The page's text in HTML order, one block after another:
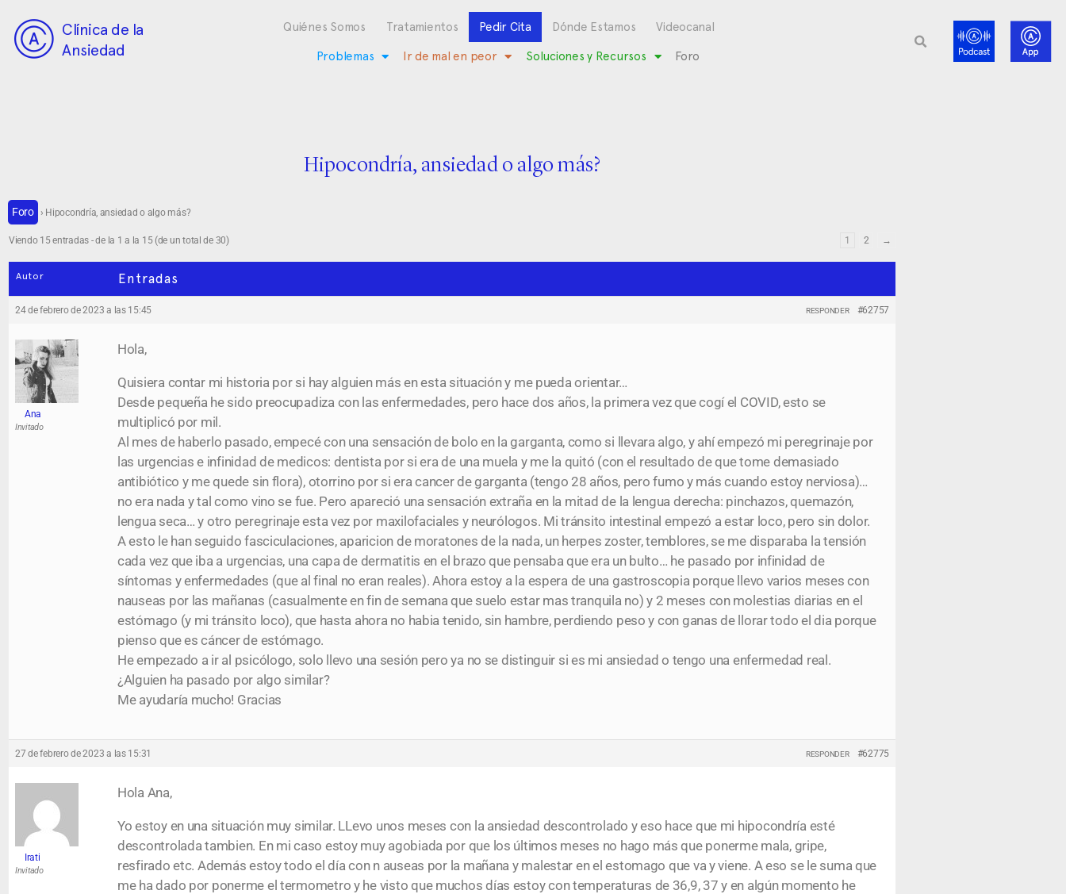
Clínica de la
Ansiedad
Quiénes Somos Tratamientos Pedir Cita Dónde Estamos Videocanal
Problemas Ir de mal en peor Soluciones y Recursos Foro
Hipocondría, ansiedad o algo más?
Foro › Hipocondría, ansiedad o algo más?
Viendo 15 entradas - de la 1 a la 15 (de un total de 30) 1 2 →
Autor Entradas
24 de febrero de 2023 a las 15:45 #62757
RESPONDER
Ana
Invitado
Hola,
Quisiera contar mi historia por si hay alguien más en esta situación y me pueda orientar…
Desde pequeña he sido preocupadiza con las enfermedades, pero hace dos años, la primera vez que cogí el COVID, esto se
multiplicó por mil.
Al mes de haberlo pasado, empecé con una sensación de bolo en la garganta, como si llevara algo, y ahí empezó mi peregrinaje por
las urgencias e infinidad de medicos: dentista por si era de una muela y me la quitó (con el resultado de que tome demasiado
antibiótico y me quede sin flora), otorrino por si era cancer de garganta (tengo 28 años, pero fumo y más cuando estoy nerviosa)…
no era nada y tal como vino se fue. Pero apareció una sensación extraña en la mitad de la lengua derecha: pinchazos, quemazón,
lengua seca… y otro peregrinaje esta vez por maxilofaciales y neurólogos. Mi tránsito intestinal empezó a estar loco, pero sin dolor.
A esto le han seguido fasciculaciones, aparicion de moratones de la nada, un herpes zoster, temblores, se me disparaba la tensión
cada vez que iba a urgencias, una capa de dermatitis en el brazo que pensaba que era un bulto… he pasado por infinidad de
síntomas y enfermedades (que al final no eran reales). Ahora estoy a la espera de una gastroscopia porque llevo varios meses con
nauseas por las mañanas (casualmente en fin de semana que suelo estar mas tranquila no) y 2 meses con molestias diarias en el
estómago (y mi tránsito loco), que hasta ahora no habia tenido, sin hambre, perdiendo peso y con ganas de llorar todo el dia porque
pienso que es cáncer de estómago.
He empezado a ir al psicólogo, solo llevo una sesión pero ya no se distinguir si es mi ansiedad o tengo una enfermedad real.
¿Alguien ha pasado por algo similar?
Me ayudaría mucho! Gracias
27 de febrero de 2023 a las 15:31 #62775
RESPONDER
Irati
Invitado
Hola Ana,
Yo estoy en una situación muy similar. LLevo unos meses con la ansiedad descontrolado y eso hace que mi hipocondría esté
descontrolada tambien. En mi caso estoy muy agobiada por que los últimos meses no hago más que ponerme mala, gripe,
resfirado etc. Además estoy todo el día con n auseas por la mañana y malestar en el estomago que va y viene. A eso se le suma que
me ha dado por ponerme el termometro y he visto que muchos días estoy con temperaturas de 36,9, 37 y en algún momento he